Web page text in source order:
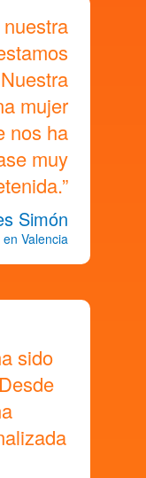
mujer
nos ha
muy
Simón
Valencia
sido